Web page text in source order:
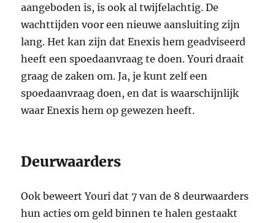
aangeboden is, is ook al twijfelachtig. De
wachttijden voor een nieuwe aansluiting zijn
lang. Het kan zijn dat Enexis hem geadviseerd
heeft een spoedaanvraag te doen. Youri draait
graag de zaken om. Ja, je kunt zelf een
spoedaanvraag doen, en dat is waarschijnlijk
waar Enexis hem op gewezen heeft.
Deurwaarders
Ook beweert Youri dat 7 van de 8 deurwaarders
hun acties om geld binnen te halen gestaakt